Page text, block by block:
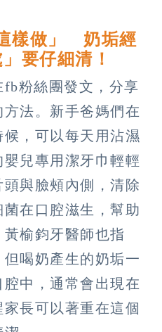
樣做」 奶垢經
要仔細清！
粉絲團發文，分享
法。新手爸媽們在
，可以每天用沾濕
兒專用潔牙巾輕輕
與臉頰內側，清除
在口腔滋生，幫助
榆鈞牙醫師也指
喝奶產生的奶垢一
中，通常會出現在
長可以著重在這個